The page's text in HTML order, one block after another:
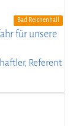
Bad Reichenhall
für unsere
Referent